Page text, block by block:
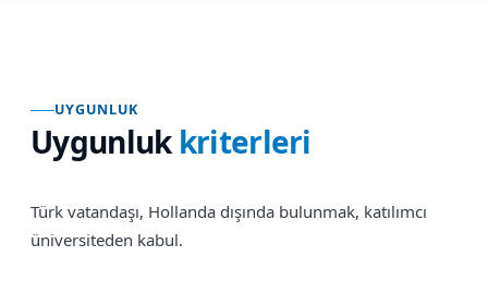
UYGUNLUK
Uygunluk kriterleri
Türk vatandaşı, Hollanda dışında bulunmak, katılımcı
üniversiteden kabul.